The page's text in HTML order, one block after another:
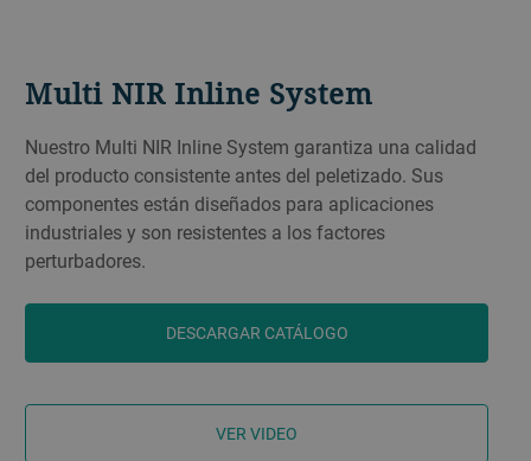
Multi NIR Inline System
Nuestro Multi NIR Inline System garantiza una calidad
del producto consistente antes del peletizado. Sus
componentes están diseñados para aplicaciones
industriales y son resistentes a los factores
perturbadores.
DESCARGAR CATÁLOGO
VER VIDEO